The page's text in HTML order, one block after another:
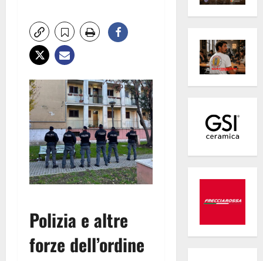
Polizia e altre
forze dell’ordine